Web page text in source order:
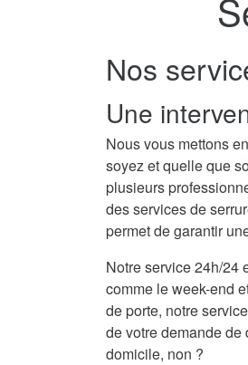
Nos
Une
Nous vous mettons
soyez et quelle que
plusieurs
des services de
permet de garantir
Notre service 24h/24
comme le week-end
de porte, notre
de votre demande de
domicile, non ?